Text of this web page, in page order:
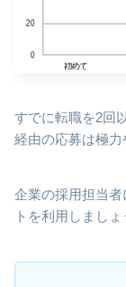
すでに転職を2回
経由の応募は極力
企業の採用担当
トを利用しましょ